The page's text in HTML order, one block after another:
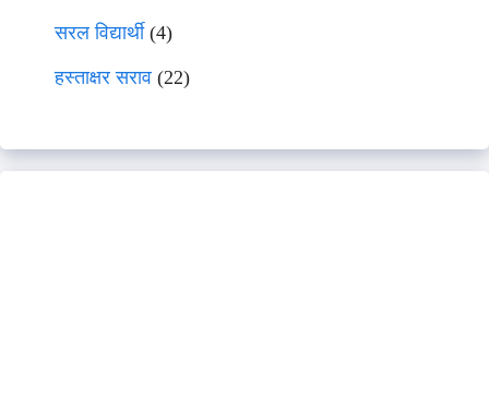
सरल विद्यार्थी(4)
हस्ताक्षर सराव (22)